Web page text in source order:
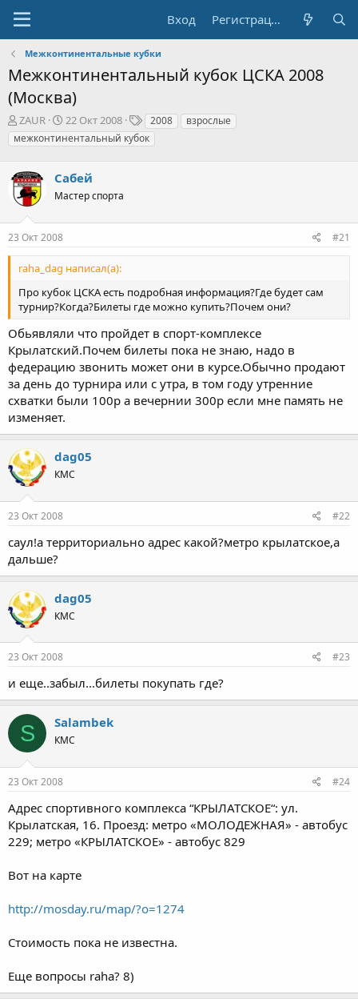
Вход Регистрация
Межконтинентальные кубки
Межконтинентальный кубок ЦСКА 2008
(Москва)
А
в
т
р
т
е
м
ы
ZAUR
Д
а
т
н
а
а
22 Окт 2008
Т
е
г
2008
взрослые
межконтинентальный кубок
Сабей
Мастер спорта
23 Окт 2008 #21
raha_dag написал(а):
Про кубок ЦСКА есть подробная информация?Где будет сам
турнир?Когда?Билеты где можно купить?Почем они?
Обьявляли что пройдет в спорт-комплексе
Крылатский.Почем билеты пока не знаю, надо в
федерацию звонить может они в курсе.Обычно продают
за день до турнира или с утра, в том году утренние
схватки были 100р а вечернии 300р если мне память не
изменяет.
dag05
КМС
23 Окт 2008 #22
саул!а территориально адрес какой?метро крылатское,а
дальше?
dag05
КМС
23 Окт 2008 #23
и еще..забыл...билеты покупать где?
S Salambek
КМС
23 Окт 2008 #24
Адрес cпортивного комплекса “КРЫЛАТСКОЕ“: ул.
Крылатская, 16. Проезд: метро «МОЛОДЕЖНАЯ» - автобус
229; метро «КРЫЛАТСКОЕ» - автобус 829
Вот на карте
http://mosday.ru/map/?o=1274
Стоимость пока не известна.
Еще вопросы raha? 8)